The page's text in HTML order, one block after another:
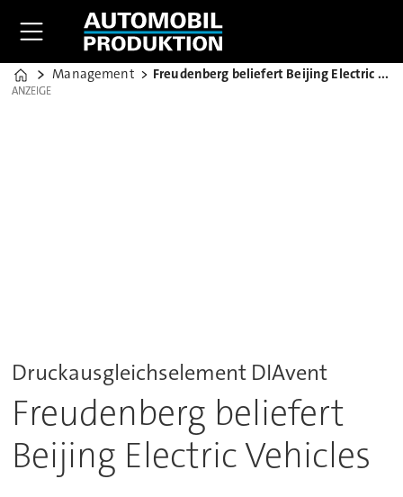
Home
Management Freudenberg beliefert Beijing Electric Vehicles
ANZEIGE
ANZEIGE
Druckausgleichselement DIAvent
Freudenberg beliefert
Beijing Electric Vehicles